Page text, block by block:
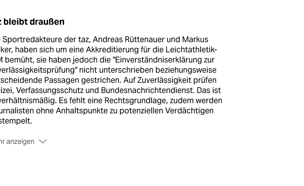
bleibt draußen
Sportredakteure der taz, Andreas Rüttenauer und Markus
haben sich um eine Akkreditierung für die Leichtathletik-
bemüht, sie haben jedoch die "Einverständniserklärung zur
nicht unterschrieben beziehungsweise
Passagen gestrichen. Auf Zuverlässigkeit prüfen
Verfassungsschutz und Bundesnachrichtendienst. Das ist
Es fehlt eine Rechtsgrundlage, zudem werden
ohne Anhaltspunkte zu potenziellen Verdächtigen
anzeigen